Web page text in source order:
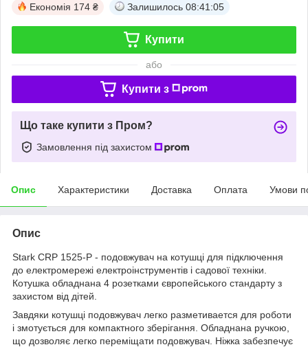
Економія 174 ₴ Залишилось 08:41:05
Купити
або
Купити з
Що таке купити з Пром?
Замовлення під захистом
Опис Характеристики Доставка Оплата Умови
Опис
Stark CRP 1525-P - подовжувач на котушці для підключення
до електромережі електроінструментів і садової техніки.
Котушка обладнана 4 розетками європейського стандарту з
захистом від дітей.
Завдяки котушці подовжувач легко разметивается для роботи
і змотується для компактного зберігання. Обладнана ручкою,
що дозволяє легко переміщати подовжувач. Ніжка забезпечує